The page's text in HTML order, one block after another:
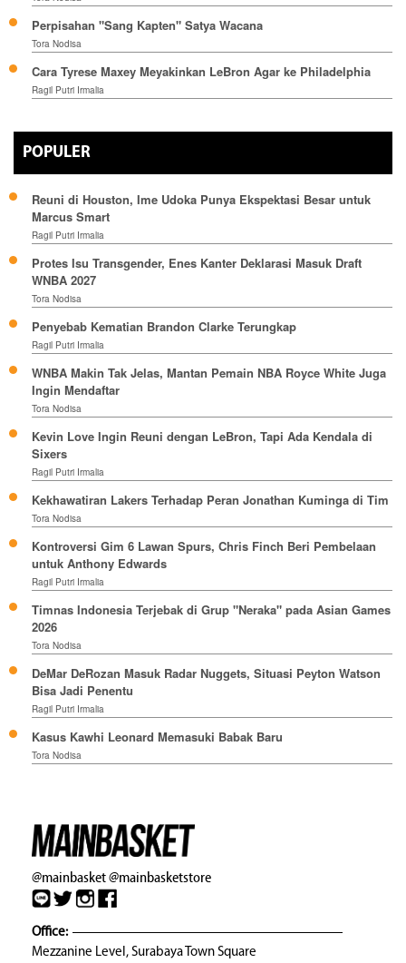
Perpisahan "Sang Kapten" Satya Wacana
Tora Nodisa
Cara Tyrese Maxey Meyakinkan LeBron Agar ke Philadelphia
Ragil Putri Irmalia
POPULER
Reuni di Houston, Ime Udoka Punya Ekspektasi Besar untuk
Marcus Smart
Ragil Putri Irmalia
Protes Isu Transgender, Enes Kanter Deklarasi Masuk Draft
WNBA 2027
Tora Nodisa
Penyebab Kematian Brandon Clarke Terungkap
Ragil Putri Irmalia
WNBA Makin Tak Jelas, Mantan Pemain NBA Royce White Juga
Ingin Mendaftar
Tora Nodisa
Kevin Love Ingin Reuni dengan LeBron, Tapi Ada Kendala di
Sixers
Ragil Putri Irmalia
Kekhawatiran Lakers Terhadap Peran Jonathan Kuminga di Tim
Tora Nodisa
Kontroversi Gim 6 Lawan Spurs, Chris Finch Beri Pembelaan
untuk Anthony Edwards
Ragil Putri Irmalia
Timnas Indonesia Terjebak di Grup "Neraka" pada Asian Games
2026
Tora Nodisa
DeMar DeRozan Masuk Radar Nuggets, Situasi Peyton Watson
Bisa Jadi Penentu
Ragil Putri Irmalia
Kasus Kawhi Leonard Memasuki Babak Baru
Tora Nodisa
@mainbasket@mainbasketstore
Office:
Mezzanine Level, Surabaya Town Square